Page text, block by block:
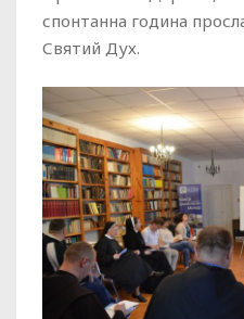
спонтанна година
Святий Дух.